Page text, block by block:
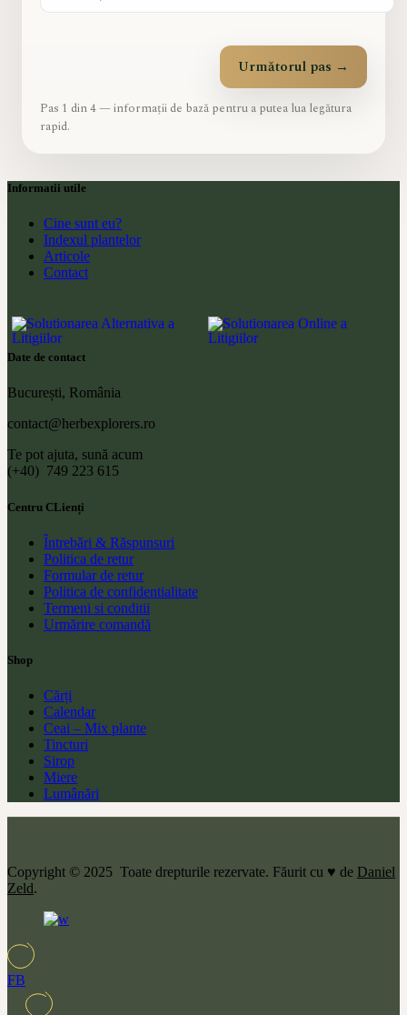
Următorul pas →
Pas 1 din 4 — informații de bază pentru a putea lua legătura
rapid.
Informatii utile
Cine sunt eu?
Indexul plantelor
Articole
Contact
Date de contact
București, România
contact@herbexplorers.ro
Te pot ajuta, sună acum
(+40) 749 223 615
Centru CLienți
Întrebări & Răspunsuri
Politica de retur
Formular de retur
Politica de confidentialitate
Termeni si conditii
Urmărire comandă
Shop
Cărți
Calendar
Ceai – Mix plante
Tincturi
Sirop
Miere
Lumânări
Copyright © 2025 Toate drepturile rezervate. Făurit cu ♥ de Daniel
Zeld.
FB